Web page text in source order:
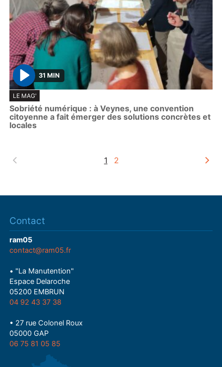
P
l
a
y
31 MIN
LE MAG'
Sobriété numérique : à Veynes, une convention
citoyenne a fait émerger des solutions concrètes et
locales
1 2
Contact
ram05
contact@ram05.fr
• "La Manutention"
Espace Delaroche
05200 EMBRUN
04 92 43 37 38
• 27 rue Colonel Roux
05000 GAP
06 75 81 05 85